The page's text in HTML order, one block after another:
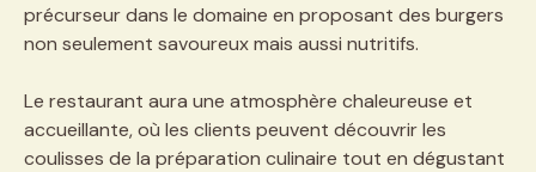
précurseur dans le domaine en proposant des burgers
non seulement savoureux mais aussi nutritifs.
Le restaurant aura une atmosphère chaleureuse et
accueillante, où les clients peuvent découvrir les
coulisses de la préparation culinaire tout en dégustant